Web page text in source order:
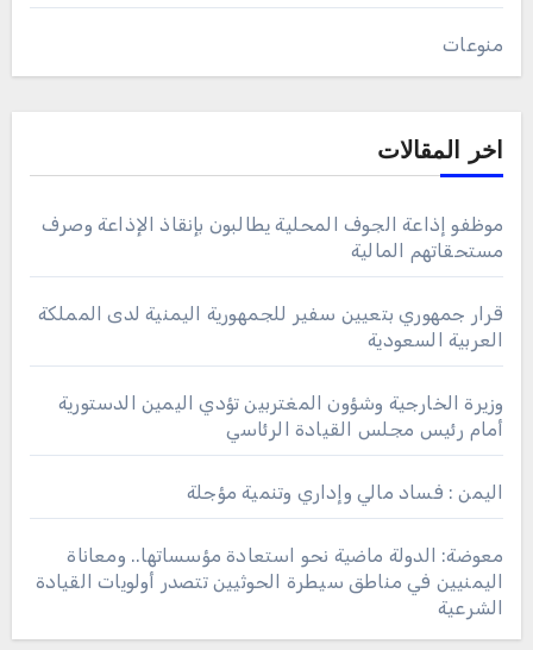
منوعات
اخر المقالات
موظفو إذاعة الجوف المحلية يطالبون بإنقاذ الإذاعة وصرف
مستحقاتهم المالية
قرار جمهوري بتعيين سفير للجمهورية اليمنية لدى المملكة
العربية السعودية
وزيرة الخارجية وشؤون المغتربين تؤدي اليمين الدستورية
أمام رئيس مجلس القيادة الرئاسي
اليمن : فساد مالي وإداري وتنمية مؤجلة
معوضة: الدولة ماضية نحو استعادة مؤسساتها.. ومعاناة
اليمنيين في مناطق سيطرة الحوثيين تتصدر أولويات القيادة
الشرعية